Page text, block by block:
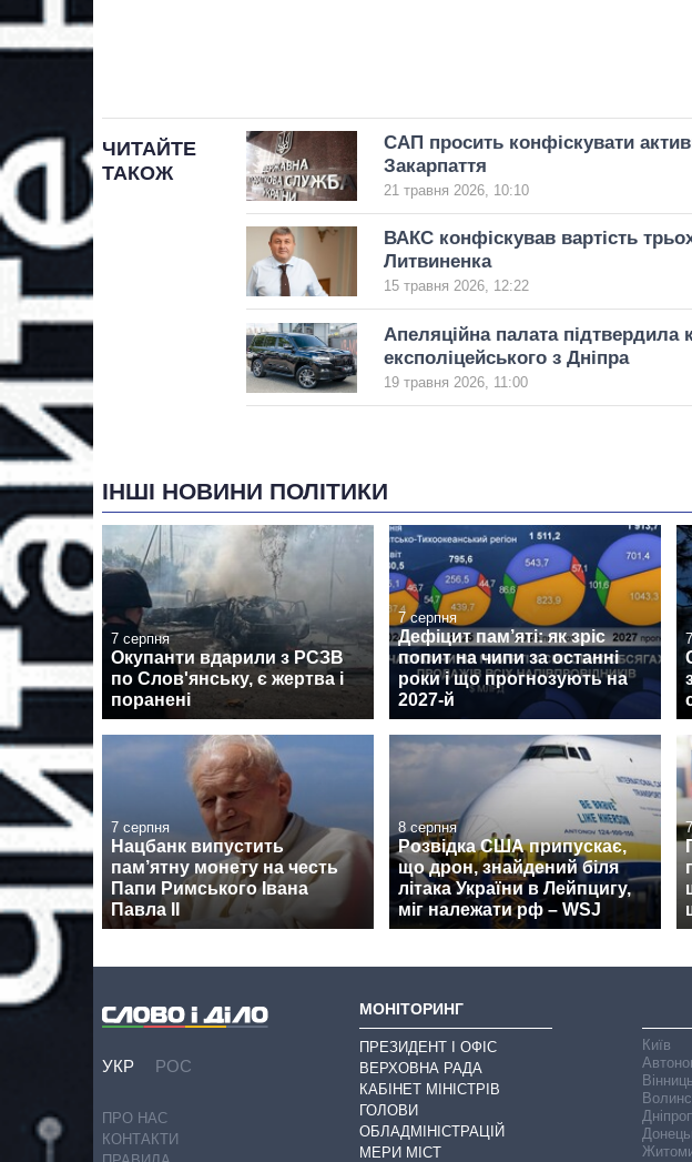
ЧИТАЙТЕ
ТАКОЖ
САП просить конфіскувати
Закарпаття
21 травня 2026, 10:10
ВАКС конфіскував вартість
Литвиненка
15 травня 2026, 12:22
Апеляційна палата підтвердила
експоліцейського з Дніпра
19 травня 2026, 11:00
ІНШІ НОВИНИ ПОЛІТИКИ
7 серпня
Окупанти вдарили з РСЗВ
по Слов'янську, є жертва і
поранені
7 серпня
Дефіцит пам’яті: як зріс
попит на чипи за останні
роки і що прогнозують на
2027-й
7 серпня
Нацбанк випустить
пам’ятну монету на честь
Папи Римського Івана
Павла II
8 серпня
Розвідка США припускає,
що дрон, знайдений біля
літака України в Лейпцигу,
міг належати рф – WSJ
УКР РОС
ПРО НАС
КОНТАКТИ
МОНІТОРИНГ
ПРЕЗИДЕНТ І ОФІС
ВЕРХОВНА РАДА
КАБІНЕТ МІНІСТРІВ
ГОЛОВИ
ОБЛАДМІНІСТРАЦІЙ
МЕРИ МІСТ
Київ